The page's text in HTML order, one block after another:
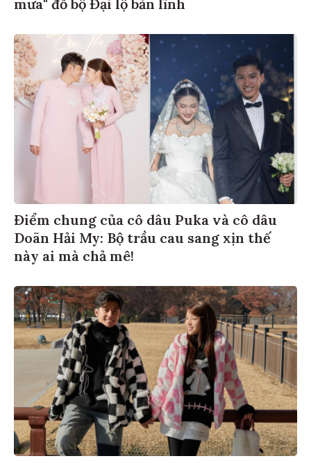
mưa" đổ bộ Đại lộ bản lĩnh
Điểm chung của cô dâu Puka và cô dâu
Doãn Hải My: Bộ trầu cau sang xịn thế
này ai mà chả mê!